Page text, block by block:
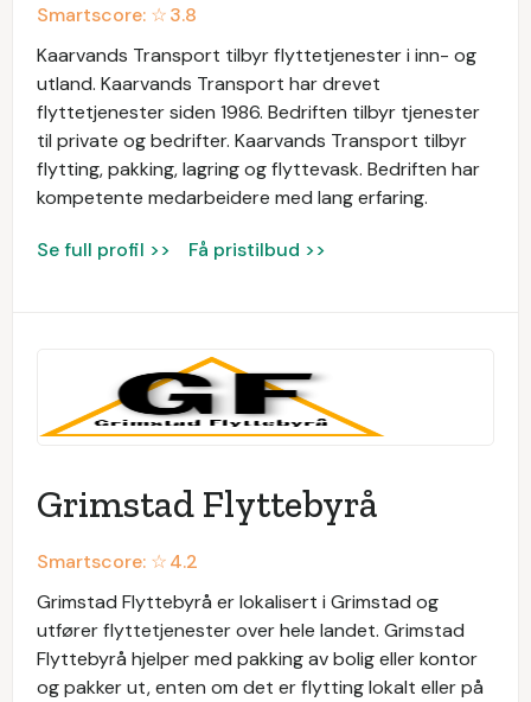
Smartscore: ☆3.8
Kaarvands Transport tilbyr flyttetjenester i inn- og
utland. Kaarvands Transport har drevet
flyttetjenester siden 1986. Bedriften tilbyr tjenester
til private og bedrifter. Kaarvands Transport tilbyr
flytting, pakking, lagring og flyttevask. Bedriften har
kompetente medarbeidere med lang erfaring.
Se full profil >> Få pristilbud >>
Grimstad Flyttebyrå
Smartscore: ☆4.2
Grimstad Flyttebyrå er lokalisert i Grimstad og
utfører flyttetjenester over hele landet. Grimstad
Flyttebyrå hjelper med pakking av bolig eller kontor
og pakker ut, enten om det er flytting lokalt eller på